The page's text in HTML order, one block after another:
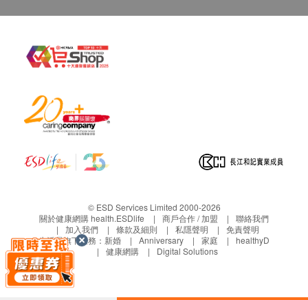
不足人士
意見方可食用本產品。
本產品並非治療或預防疾病之藥物，效果需
視乎個別體質而定。
淨含量：每盒 60片
建議食用方法:
每日1次，每次2片，飯後食用。
主要成份:
螺旋藻、綠藻、穀胱甘肽GSH、水飛薊精
© ESD Services Limited 2000-2026
關於健康網購 health.ESDlife
商戶合作 / 加盟
聯絡我們
加入我們
條款及細則 私隱聲明
免責聲明
生活易旗下業務： 新婚 Anniversary 家庭
healthyD
健康網購
Digital Solutions